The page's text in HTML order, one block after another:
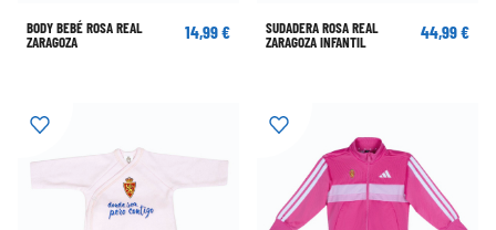
BODY BEBÉ ROSA REAL
ZARAGOZA
14,99 €
SUDADERA ROSA REAL
ZARAGOZA INFANTIL
44,99 €